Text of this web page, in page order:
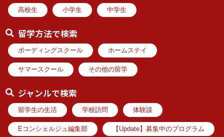
高校生 小学生 中学生
留学方法で検索
ボーディングスクール ホームステイ
サマースクール その他の留学
ジャンルで検索
留学生の生活 学校訪問 体験談
Eコンシェルジュ編集部 【Update】募集中のプログラム